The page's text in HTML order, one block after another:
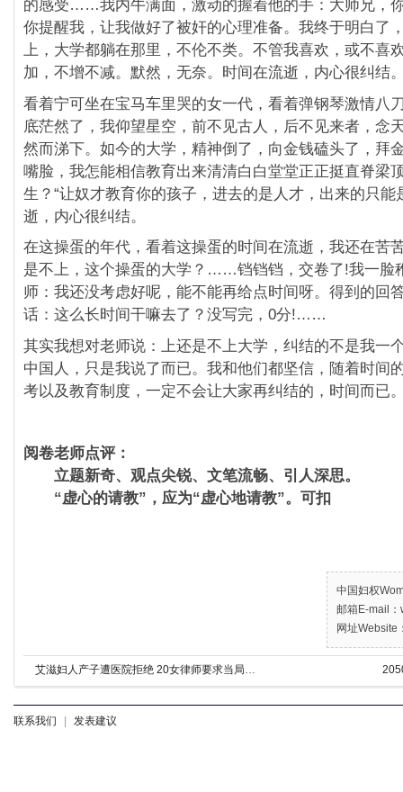
的感受……我内牛满面，激动的握着他的手：大师兄，
你提醒我，让我做好了被奸的心理准备。我终于明白了
上，大学都躺在那里，不伦不类。不管我喜欢，或不喜
加，不增不减。默然，无奈。时间在流逝，内心很纠结
看着宁可坐在宝马车里哭的女一代，看着弹钢琴激情八
底茫然了，我仰望星空，前不见古人，后不见来者，念
然而涕下。如今的大学，精神倒了，向金钱磕头了，拜
嘴脸，我怎能相信教育出来清清白白堂堂正正挺直脊梁
生？“让奴才教育你的孩子，进去的是人才，出来的只能
逝，内心很纠结。
在这操蛋的年代，看着这操蛋的时间在流逝，我还在苦
是不上，这个操蛋的大学？……铛铛铛，交卷了!我一脸
师：我还没考虑好呢，能不能再给点时间呀。得到的回
话：这么长时间干嘛去了？没写完，0分!……
其实我想对老师说：上还是不上大学，纠结的不是我一
中国人，只是我说了而已。我和他们都坚信，随着时间
考以及教育制度，一定不会让大家再纠结的，时间而已
阅卷老师点评：
立题新奇、观点尖锐、文笔流畅、引人深思。
“虚心的请教”，应为“虚心地请教”。可扣
中国妇权
邮箱E-mail
网址Website
艾滋妇人产子遭医院拒绝 20女律师要求当局追责
联系我们 发表建议